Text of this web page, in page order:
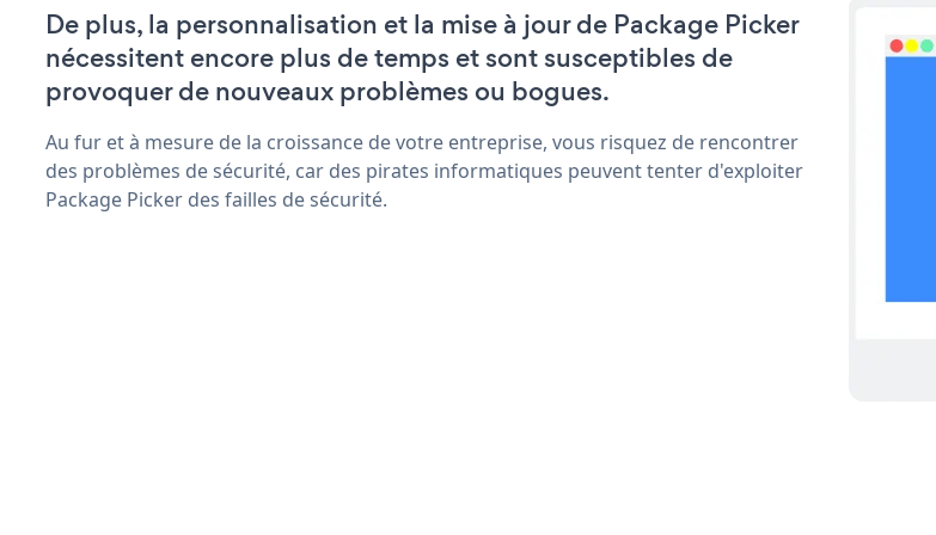
De plus, la personnalisation et la mise à jour de Package Picker
nécessitent encore plus de temps et sont susceptibles de
provoquer de nouveaux problèmes ou bogues.
Au fur et à mesure de la croissance de votre entreprise, vous risquez de rencontrer
des problèmes de sécurité, car des pirates informatiques peuvent tenter d'exploiter
Package Picker des failles de sécurité.